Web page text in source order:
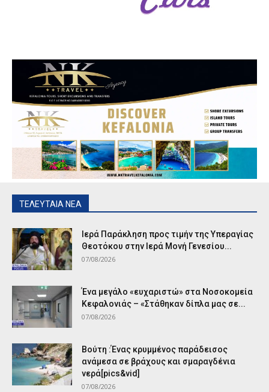
ΤΕΛΕΥΤΑΙΑ ΝΕΑ
Ιερά Παράκληση προς τιμήν της Υπεραγίας
Θεοτόκου στην Ιερά Μονή Γενεσίου...
07/08/2026
Ένα μεγάλο «ευχαριστώ» στα Νοσοκομεία
Κεφαλονιάς – «Στάθηκαν δίπλα μας σε...
07/08/2026
Βούτη :Ένας κρυμμένος παράδεισος
ανάμεσα σε βράχους και σμαραγδένια
νερά[pics&vid]
07/08/2026